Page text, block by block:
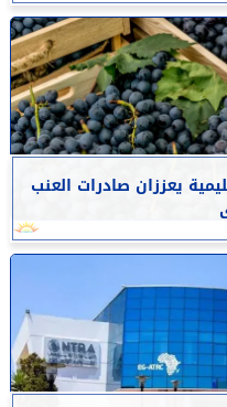
يعززان صادرات العنب